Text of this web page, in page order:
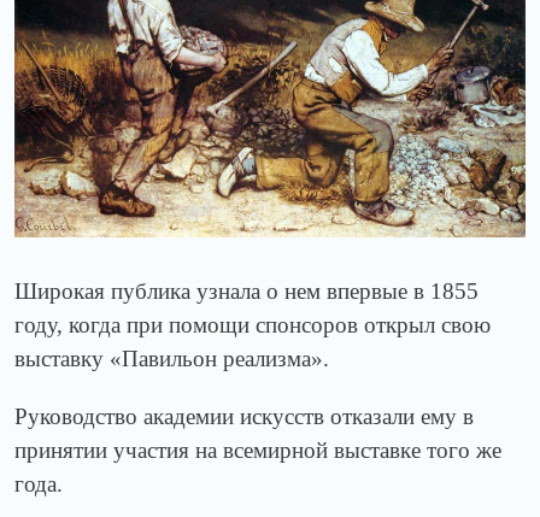
Широкая публика узнала о нем впервые в 1855
году, когда при помощи спонсоров открыл свою
выставку «Павильон реализма».
Руководство академии искусств отказали ему в
принятии участия на всемирной выставке того же
года.